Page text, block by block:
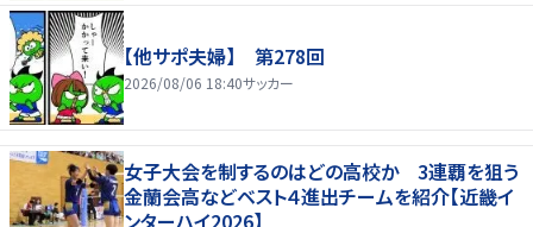
【他サポ夫婦】 第278回
2026/08/06 18:40サッカー
女子大会を制するのはどの高校か 3連覇を狙う
金蘭会高などベスト４進出チームを紹介【近畿イ
ンターハイ2026】